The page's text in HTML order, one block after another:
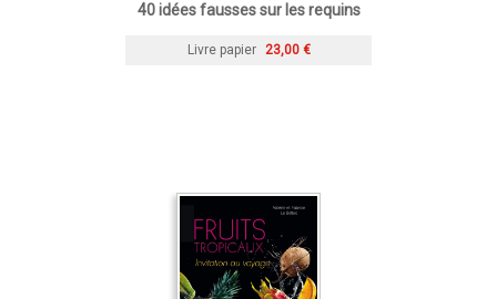
40 idées fausses sur les requins
Livre papier 23,00 €